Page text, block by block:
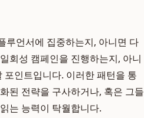
루언서에 집중하는지, 아니면 다
회성 캠페인을 진행하는지, 아니
인트입니다. 이러한 패턴을 통
된 전략을 구사하거나, 혹은 그들
는 능력이 탁월합니다.